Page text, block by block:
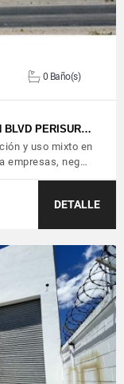
0 Baño(s)
BLVD PERISUR…
y uso mixto en
empresas, neg…
DETALLE